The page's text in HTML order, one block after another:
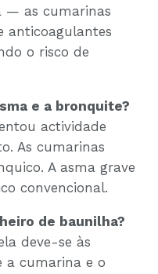
— as cumarinas
anticoagulantes
o risco de
e a bronquite?
actividade
As cumarinas
A asma grave
convencional.
de baunilha?
deve-se às
a cumarina e o